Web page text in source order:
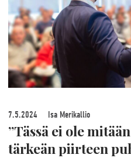
7.5.2024 Isa Merikallio
”Tässä ei ole
tärkeän piirteen